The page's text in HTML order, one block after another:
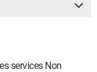
services Non